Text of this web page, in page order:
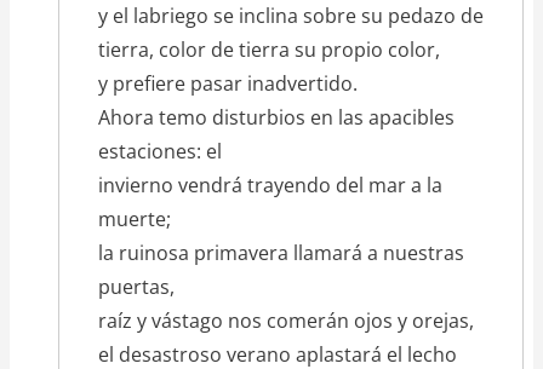
y el labriego se inclina sobre su pedazo de
tierra, color de tierra su propio color,
y prefiere pasar inadvertido.
Ahora temo disturbios en las apacibles
estaciones: el
invierno vendrá trayendo del mar a la
muerte;
la ruinosa primavera llamará a nuestras
puertas,
raíz y vástago nos comerán ojos y orejas,
el desastroso verano aplastará el lecho